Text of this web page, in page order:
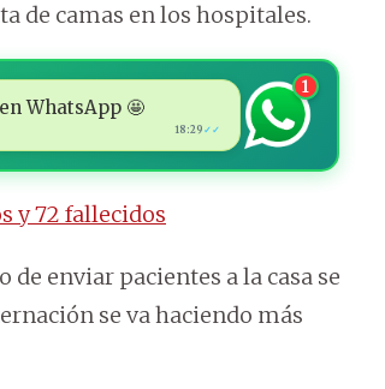
de camas en los hospitales.
WhatsApp 🤩
18:29 ✓✓
1
y 72 fallecidos
enviar pacientes a la casa se
se va haciendo más